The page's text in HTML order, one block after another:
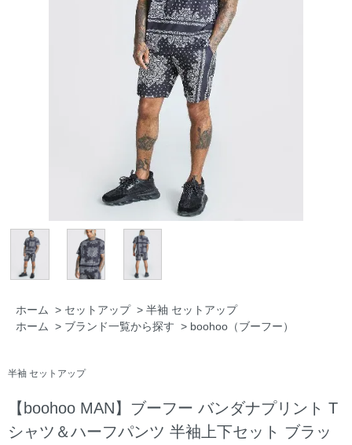
ホーム > セットアップ > 半袖 セットアップ
ホーム
> ブランド一覧から探す > boohoo（ブーフー）
半袖 セットアップ
【boohoo MAN】ブーフー バンダナプリント T
シャツ＆ハーフパンツ 半袖上下セット ブラッ